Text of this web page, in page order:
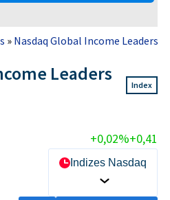
» Nasdaq Global Income Leaders
Leaders
Index
+0,02%+0,41
Indizes Nasdaq